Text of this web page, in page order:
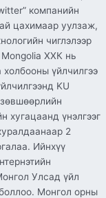
компанийн
цахимаар уулзаж,
чиглэлээр
ХХК нь
үйлчилгээ
KU
хугацаанд үнэлгээг
2
Ийнхүү
Улсад үйл
Монгол орны